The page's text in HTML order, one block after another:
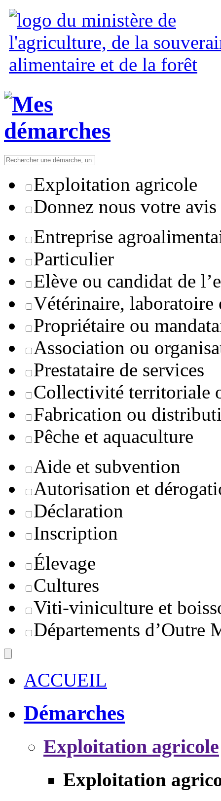
Exploitation agricole
Donnez nous votre avis
Entreprise
Particulier
Elève ou candidat de
Vétérinaire, laboratoire
Propriétaire ou
Association ou
Prestataire de services
Collectivité territoriale
Fabrication ou
Pêche et aquaculture
Aide et subvention
Autorisation et
Déclaration
Inscription
Élevage
Cultures
Viti-viniculture et
Départements d’Outre
ACCUEIL
Démarches
Exploitation agricole
Exploitation